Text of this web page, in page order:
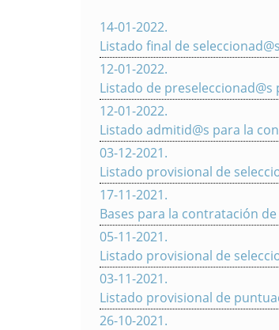
14-01-2022.
Listado final de
12-01-2022.
Listado de
12-01-2022.
Listado admitid@s para la
03-12-2021.
Listado provisional de
17-11-2021.
Bases para la contratación
05-11-2021.
Listado provisional de
03-11-2021.
Listado provisional de
26-10-2021.